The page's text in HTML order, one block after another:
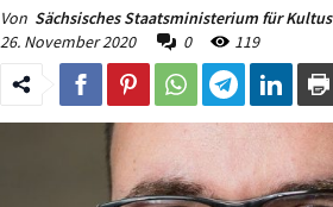
Von Sächsisches Staatsministerium für Kultus
26. November 2020
0 119